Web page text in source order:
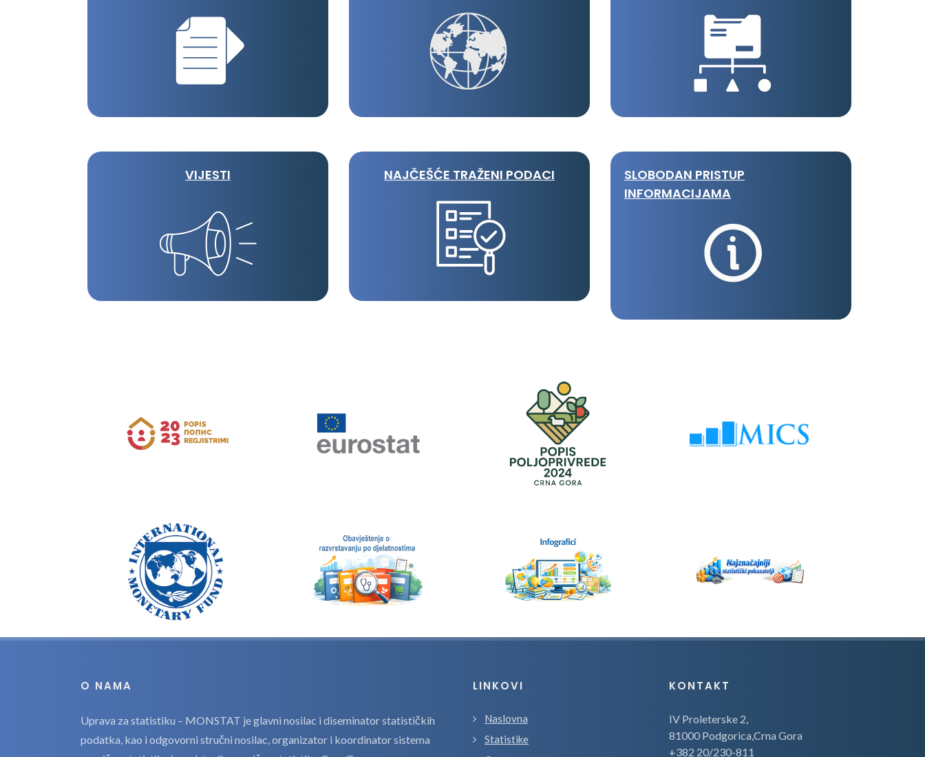
VIJESTI NAJČEŠĆE TRAŽENI PODACI
SLOBODAN PRISTUP
INFORMACIJAMA
O NAMA
Uprava za statistiku – MONSTAT je glavni nosilac i diseminator statističkih
podatka, kao i odgovorni stručni nosilac, organizator i koordinator sistema
LINKOVI
Naslovna
Statistike
KONTAKT
IV Proleterske 2,
81000 Podgorica,Crna Gora
+382 20/230-811